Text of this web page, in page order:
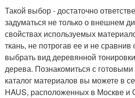
Такой выбор - достаточно
задуматься не только о внешнем
свойствах используемых
ткань, не потрогав ее и не
выбрать вид деревянной
дерева. Познакомиться с
каталог материалов вы можете в
HAUS, расположенных в Москве и